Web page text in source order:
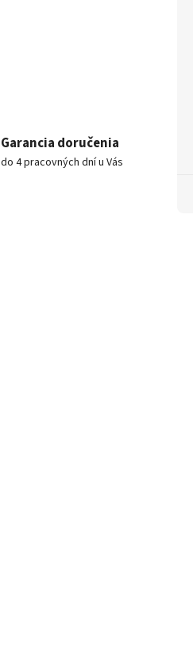
Garancia doručenia
do 4 pracovných dní u Vás